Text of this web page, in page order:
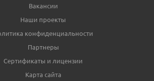
Вакансии
Наши проекты
конфиденциальности
Партнеры
Сертификаты и лицензии
Карта сайта